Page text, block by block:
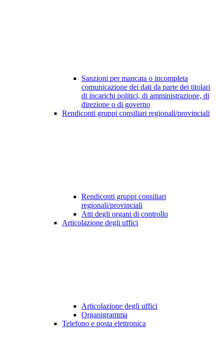
Sanzioni per mancata o incompleta
comunicazione dei dati da parte dei titolari
di incarichi politici, di amministrazione, di
direzione o di governo
Rendiconti gruppi consiliari regionali/provinciali
Rendiconti gruppi consiliari
regionali/provinciali
Atti degli organi di controllo
Articolazione degli uffici
Articolazione degli uffici
Organigramma
Telefono e posta elettronica